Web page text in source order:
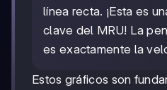
línea recta. ¡Esta es
clave del MRU! La
es exactamente la
Estos gráficos son